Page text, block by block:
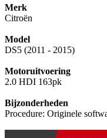
Merk
Citroën
Model
DS5 (2011 - 2015)
Motoruitvoering
2.0 HDI 163pk
Bijzonderheden
Procedure: Originele